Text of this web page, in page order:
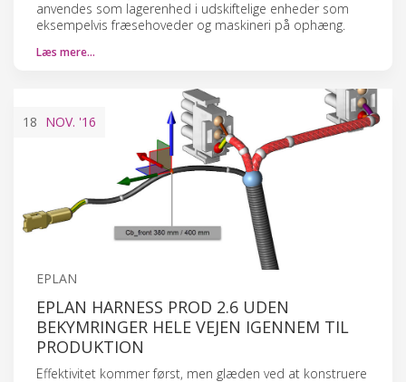
anvendes som lagerenhed i udskiftelige enheder som
eksempelvis fræsehoveder og maskineri på ophæng.
Læs mere…
18 NOV. '16
EPLAN
EPLAN HARNESS PROD 2.6 UDEN
BEKYMRINGER HELE VEJEN IGENNEM TIL
PRODUKTION
Effektivitet kommer først, men glæden ved at konstruere